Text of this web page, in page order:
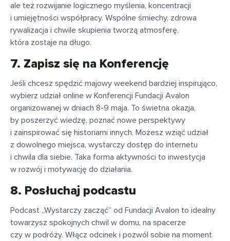
ale też rozwijanie logicznego myślenia, koncentracji
i umiejętności współpracy. Wspólne śmiechy, zdrowa
rywalizacja i chwile skupienia tworzą atmosferę,
która zostaje na długo.
7. Zapisz się na Konferencję
Jeśli chcesz spędzić majowy weekend bardziej inspirująco,
wybierz udział online w Konferencji Fundacji Avalon
organizowanej w dniach 8-9 maja. To świetna okazja,
by poszerzyć wiedzę, poznać nowe perspektywy
i zainspirować się historiami innych. Możesz wziąć udział
z dowolnego miejsca, wystarczy dostęp do internetu
i chwila dla siebie. Taka forma aktywności to inwestycja
w rozwój i motywację do działania.
8. Posłuchaj podcastu
Podcast „Wystarczy zacząć” od Fundacji Avalon to idealny
towarzysz spokojnych chwil w domu, na spacerze
czy w podróży. Włącz odcinek i pozwól sobie na moment